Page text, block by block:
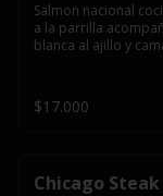
Salmon nacional
a la parrilla
blanca al ajillo y
$17.000
Chicago Steak